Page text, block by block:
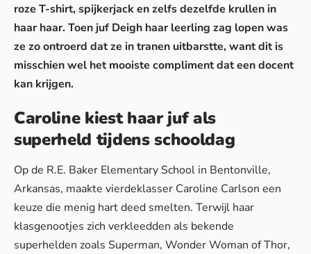
roze T-shirt, spijkerjack en zelfs dezelfde krullen in
haar haar. Toen juf Deigh haar leerling zag lopen was
ze zo ontroerd dat ze in tranen uitbarstte, want dit is
misschien wel het mooiste compliment dat een docent
kan krijgen.
Caroline kiest haar juf als
superheld tijdens schooldag
Op de R.E. Baker Elementary School in Bentonville,
Arkansas, maakte vierdeklasser Caroline Carlson een
keuze die menig hart deed smelten. Terwijl haar
klasgenootjes zich verkleedden als bekende
superhelden zoals Superman, Wonder Woman of Thor,